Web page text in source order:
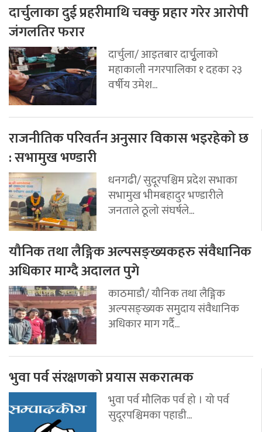
दार्चुलाका दुई प्रहरीमाथि चक्कु प्रहार गरेर आरोपी
जंगलतिर फरार
दार्चुला/ आइतबार दार्चुृलाको
महाकाली नगरपालिका १ दहका २३
वर्षीय उमेश...
राजनीतिक परिवर्तन अनुसार विकास भइरहेको छ
: सभामुख भण्डारी
धनगढी/ सुदूरपश्चिम प्रदेश सभाका
सभामुख भीमबहादुर भण्डारीले
जनताले ठूलो संघर्षले...
यौनिक तथा लैङ्गिक अल्पसङ्ख्यकहरु संवैधानिक
अधिकार माग्दै अदालत पुगे
काठमाडौ/ यौनिक तथा लैङ्गिक
अल्पसङ्ख्यक समुदाय संवैधानिक
अधिकार माग गर्दै...
भुवा पर्व संरक्षणको प्रयास सकरात्मक
भुवा पर्व मौलिक पर्व हो । यो पर्व
सुदूरपश्चिमका पहाडी...